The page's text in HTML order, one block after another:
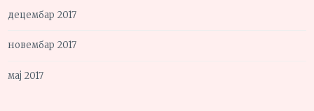
децембар 2017
новембар 2017
мај 2017